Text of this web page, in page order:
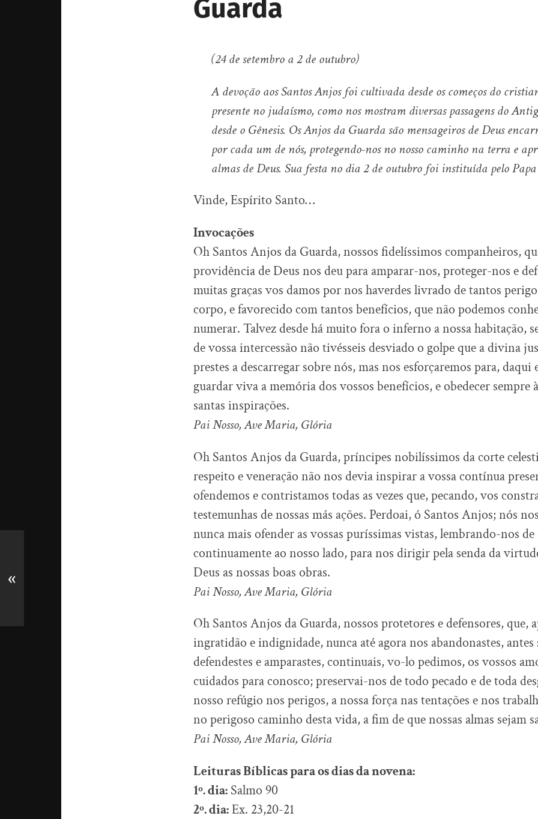
Guarda
(24 de setembro a 2 de outubro)
A devoção aos Santos Anjos foi cultivada desde os começos do
presente no judaísmo, como nos mostram diversas passagens do
desde o Gênesis. Os Anjos da Guarda são mensageiros de Deus
por cada um de nós, protegendo-nos no nosso caminho na terra e
almas de Deus. Sua festa no dia 2 de outubro foi instituída pelo
Vinde, Espírito Santo…
Invocações
Oh Santos Anjos da Guarda, nossos fidelíssimos companheiros,
providência de Deus nos deu para amparar-nos, proteger-nos e
muitas graças vos damos por nos haverdes livrado de tantos
corpo, e favorecido com tantos benefícios, que não podemos
numerar. Talvez desde há muito fora o inferno a nossa habitação,
de vossa intercessão não tivésseis desviado o golpe que a divina
prestes a descarregar sobre nós, mas nos esforçaremos para, daqui
guardar viva a memória dos vossos benefícios, e obedecer sempre
santas inspirações.
Pai Nosso, Ave Maria, Glória
Oh Santos Anjos da Guarda, príncipes nobilíssimos da corte
respeito e veneração não nos devia inspirar a vossa contínua
ofendemos e contristamos todas as vezes que, pecando, vos
testemunhas de nossas más ações. Perdoai, ó Santos Anjos; nós
nunca mais ofender as vossas puríssimas vistas, lembrando-nos de
continuamente ao nosso lado, para nos dirigir pela senda da
Deus as nossas boas obras.
Pai Nosso, Ave Maria, Glória
Oh Santos Anjos da Guarda, nossos protetores e defensores, que,
ingratidão e indignidade, nunca até agora nos abandonastes, antes
defendestes e amparastes, continuais, vo-lo pedimos, os vossos
cuidados para conosco; preservai-nos de todo pecado e de toda
nosso refúgio nos perigos, a nossa força nas tentações e nos
no perigoso caminho desta vida, a fim de que nossas almas sejam
Pai Nosso, Ave Maria, Glória
Leituras Bíblicas para os dias da novena:
1º. dia: Salmo 90
2º. dia:Ex. 23,20-21
«